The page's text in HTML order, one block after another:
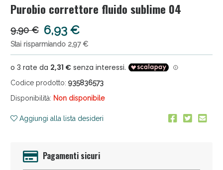
Purobio correttore fluido sublime 04
9,90 € 6,93 €
Stai risparmiando 2,97 €
Codice prodotto: 935836573
Disponibilità: Non disponibile
Aggiungi alla lista desideri
Pagamenti sicuri
Anticellulite e Fanghi: Sconto fino al 40% valido